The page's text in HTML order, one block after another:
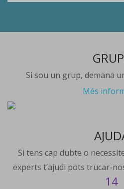
Si sou un grup, demana
Més
Si tens cap dubte o
experts t’ajudi pots trucar-
14